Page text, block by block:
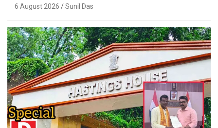
6 August 2026 Sunil Das